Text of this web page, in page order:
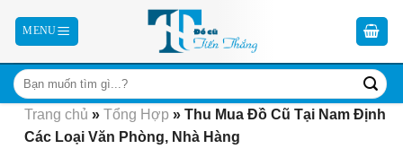
Trang chủ » Tổng Hợp » Thu Mua Đồ Cũ Tại Nam Định
Các Loại Văn Phòng, Nhà Hàng